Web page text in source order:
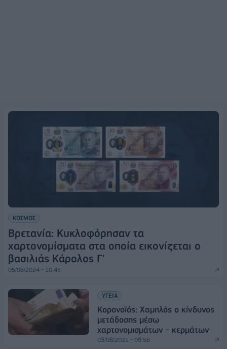
ΚΟΣΜΟΣ
Βρετανία: Κυκλοφόρησαν τα
χαρτονομίσματα στα οποία εικονίζεται ο
βασιλιάς Κάρολος Γ'
05/06/2024 - 10:45
ΥΓΕΙΑ
Κορονοϊός: Χαμηλός ο κίνδυνος
μετάδοσης μέσω
χαρτονομισμάτων - κερμάτων
03/08/2021 - 09:56